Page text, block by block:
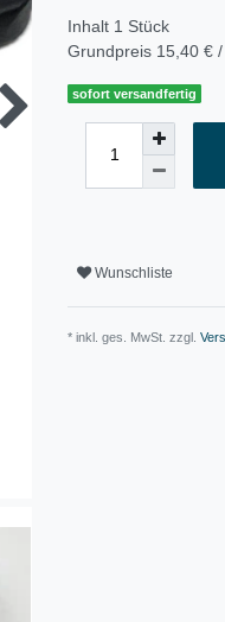
Inhalt 1 Stück
Grundpreis 15,40 €
sofort versandfertig
Wunschliste
* inkl. ges. MwSt. zzgl.